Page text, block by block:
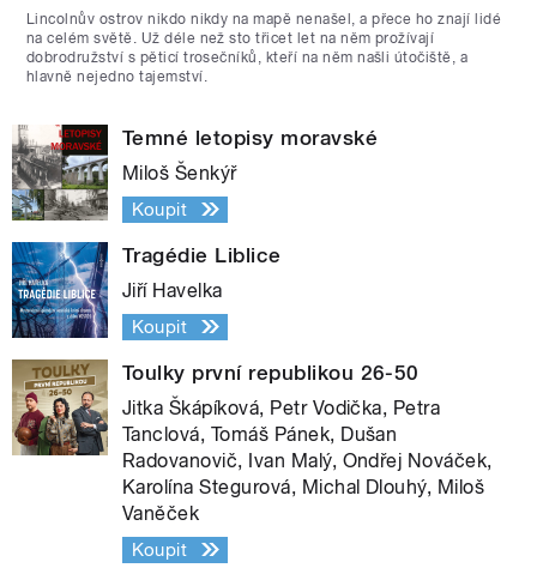
Lincolnův ostrov nikdo nikdy na mapě nenašel, a přece ho znají lidé
na celém světě. Už déle než sto třicet let na něm prožívají
dobrodružství s pěticí trosečníků, kteří na něm našli útočiště, a
hlavně nejedno tajemství.
Temné letopisy moravské
Miloš Šenkýř
Koupit
Tragédie Liblice
Jiří Havelka
Koupit
Toulky první republikou 26-50
Jitka Škápíková, Petr Vodička, Petra
Tanclová, Tomáš Pánek, Dušan
Radovanovič, Ivan Malý, Ondřej Nováček,
Karolína Stegurová, Michal Dlouhý, Miloš
Vaněček
Koupit